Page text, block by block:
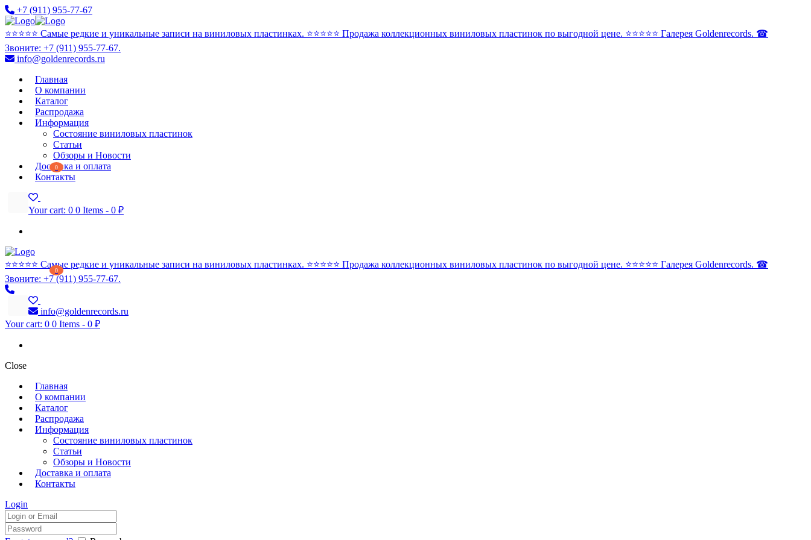
+7 (911) 955-77-67
⭐️⭐️⭐️⭐️⭐️ Самые редкие и уникальные записи на виниловых пластинках. ⭐️⭐️⭐️⭐️⭐️ Продажа коллекционных виниловых пластинок по выгодной цене. ⭐️⭐️⭐️⭐️⭐️ Галерея Goldenrecords. ☎
Звоните: +7 (911) 955-77-67.
info@goldenrecords.ru
Главная
О компании
Каталог
Распродажа
Информация
Состояние виниловых пластинок
Статьи
Обзоры и Новости
Доставка и оплата
Контакты
0
Your cart: 0 0 Items - 0 ₽
⭐️⭐️⭐️⭐️⭐️ Самые редкие и уникальные записи на виниловых пластинках. ⭐️⭐️⭐️⭐️⭐️ Продажа коллекционных виниловых пластинок по выгодной цене. ⭐️⭐️⭐️⭐️⭐️ Галерея Goldenrecords. ☎
Звоните: +7 (911) 955-77-67.
0
info@goldenrecords.ru
Your cart: 0 0 Items - 0 ₽
Close
Главная
О компании
Каталог
Распродажа
Информация
Состояние виниловых пластинок
Статьи
Обзоры и Новости
Доставка и оплата
Контакты
Login